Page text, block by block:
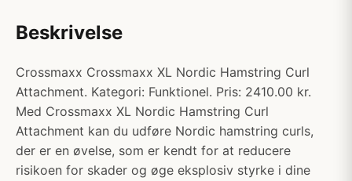
Beskrivelse
Crossmaxx Crossmaxx XL Nordic Hamstring Curl
Attachment. Kategori: Funktionel. Pris: 2410.00 kr.
Med Crossmaxx XL Nordic Hamstring Curl
Attachment kan du udføre Nordic hamstring curls,
der er en øvelse, som er kendt for at reducere
risikoen for skader og øge eksplosiv styrke i dine